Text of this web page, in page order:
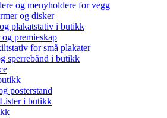
og menyholdere for vegg
og disker
plakatstativ i butikk
premieskap
for små plakater
sperrebånd i butikk
posterstand
i butikk